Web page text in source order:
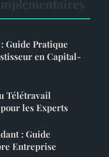
Guide Pratique
en Capital-
Télétravail
les Experts
: Guide
Entreprise